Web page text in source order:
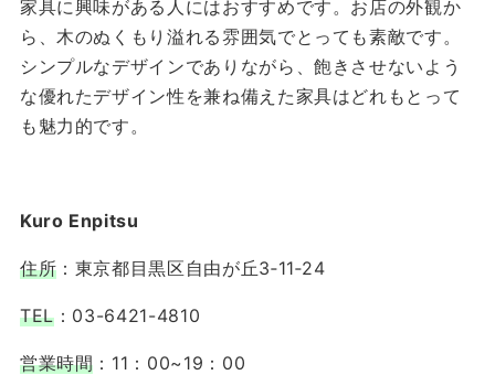
家具に興味がある人にはおすすめです。お店の外観か
ら、木のぬくもり溢れる雰囲気でとっても素敵です。
シンプルなデザインでありながら、飽きさせないよう
な優れたデザイン性を兼ね備えた家具はどれもとって
も魅力的です。
Kuro Enpitsu
住所 ：東京都目黒区自由が丘3‐11‐24
TEL：03-6421-4810
営業時間 ：11：00~19：00